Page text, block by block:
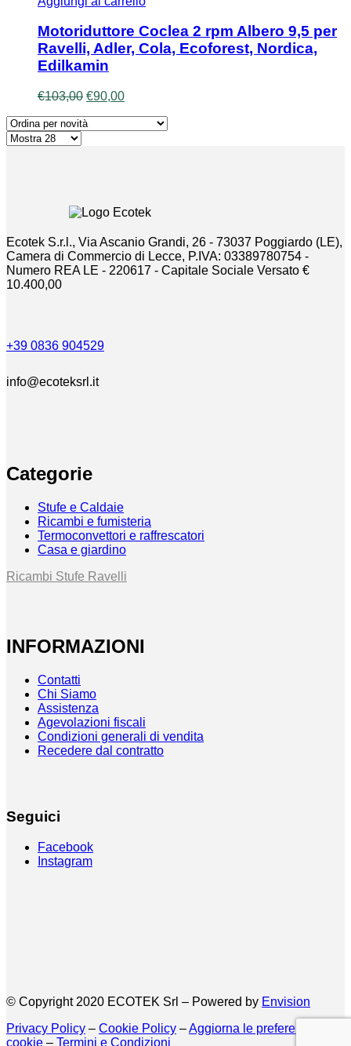
Motoriduttore Coclea 2 rpm Albero 9,5 per
Ravelli, Adler, Cola, Ecoforest, Nordica,
Edilkamin
€103,00 Il
originale
€90,00Il
attuale
Ecotek S.r.l., Via Ascanio Grandi, 26 - 73037 Poggiardo (LE),
Camera di Commercio di Lecce, P.IVA: 03389780754 -
Numero REA LE - 220617 - Capitale Sociale Versato €
10.400,00
+39 0836 904529
info@ecoteksrl.it
Categorie
Stufe e Caldaie
Ricambi e fumisteria
Termoconvettori e raffrescatori
Casa e giardino
Ricambi Stufe Ravelli
INFORMAZIONI
Contatti
Chi Siamo
Assistenza
Agevolazioni fiscali
Condizioni generali di vendita
Recedere dal contratto
Seguici
Facebook
Instagram
© Copyright 2020 ECOTEK Srl – Powered by Envision
Privacy Policy – Cookie Policy –Aggiorna le preferenze sui
cookie – Termini e Condizioni